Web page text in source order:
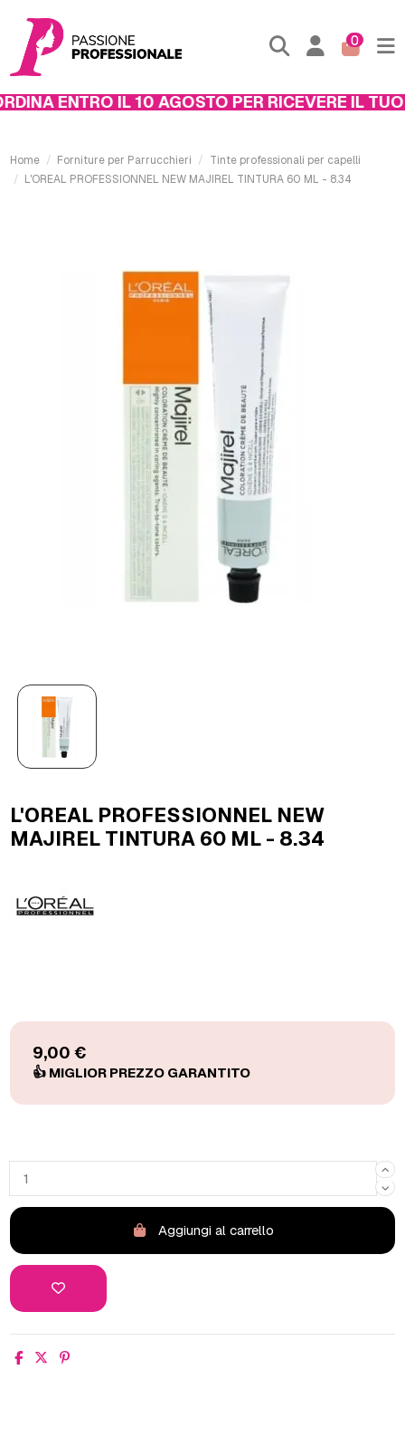
0
ENTRO IL 10 AGOSTO PER RICEVERE IL TUO
Home Forniture per Parrucchieri
Tinte professionali per capelli
L'OREAL PROFESSIONNEL NEW MAJIREL TINTURA 60 ML - 8.34
L'OREAL PROFESSIONNEL NEW
MAJIREL TINTURA 60 ML - 8.34
9,00 €
Aggiungi al carrello